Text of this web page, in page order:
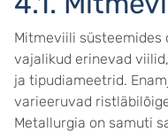
Mitmeviili süsteemides
vajalikud erinevad
ja tipudiameetrid.
varieeruvad
Metallurgia on samuti